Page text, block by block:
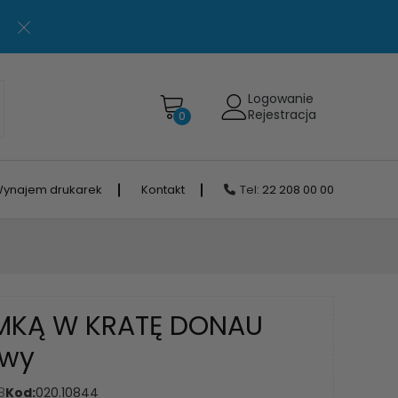
0
Logowanie
Rejestracja
drukarek Kontakt Tel: 22 208 00 00
W KRATĘ DONAU
Kod:020.10844